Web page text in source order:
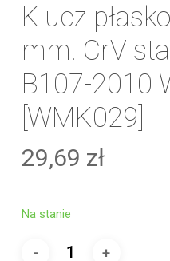
Klucz
mm. CrV
B107-2010
[WMK029]
29,69 zł
Na stanie